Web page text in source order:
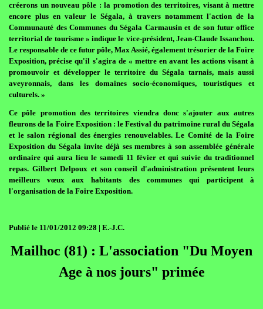
créerons un nouveau pôle : la promotion des territoires, visant à mettre
encore plus en valeur le Ségala, à travers notamment l'action de la
Communauté des Communes du Ségala Carmausin et de son futur office
territorial de tourisme » indique le vice-président, Jean-Claude Issanchou.
Le responsable de ce futur pôle, Max Assié, également trésorier de la Foire
Exposition, précise qu'il s'agira de « mettre en avant les actions visant à
promouvoir et développer le territoire du Ségala tarnais, mais aussi
aveyronnais, dans les domaines socio-économiques, touristiques et
culturels. »
Ce pôle promotion des territoires viendra donc s'ajouter aux autres
fleurons de la Foire Exposition : le Festival du patrimoine rural du Ségala
et le salon régional des énergies renouvelables. Le Comité de la Foire
Exposition du Ségala invite déjà ses membres à son assemblée générale
ordinaire qui aura lieu le samedi 11 févier et qui suivie du traditionnel
repas. Gilbert Delpoux et son conseil d'administration présentent leurs
meilleurs vœux aux habitants des communes qui participent à
l'organisation de la Foire Exposition.
Publié le 11/01/2012 09:28 | E.-J.C.
Mailhoc (81) : L'association "Du Moyen
Age à nos jours" primée